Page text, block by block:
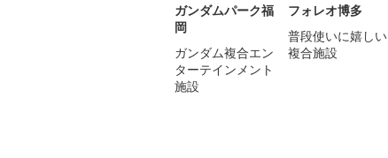
ガンダムパーク福
岡
ガンダム複合エン
ターテインメント
施設
フォレオ博多
普段使いに嬉しい
複合施設